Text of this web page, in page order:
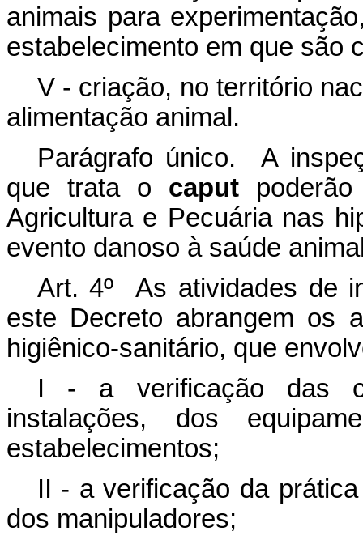
animais para
estabelecimento em que são
V - criação, no território
alimentação animal.
Parágrafo único. A
que trata o caput
Agricultura e Pecuária nas
evento danoso à saúde
Art. 4º As atividades de
este Decreto abrangem os
higiênico-sanitário, que
I - a verificação das
instalações, dos
estabelecimentos;
II - a verificação da
dos manipuladores;